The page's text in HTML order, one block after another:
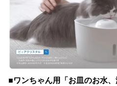
■ワンちゃん用「お皿のお水